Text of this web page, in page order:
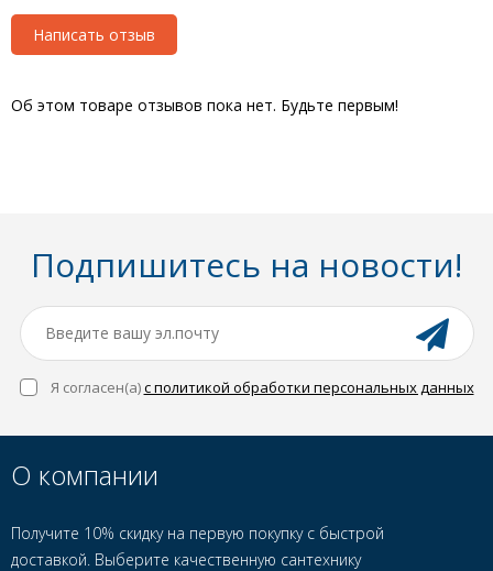
Написать отзыв
Об этом товаре отзывов пока нет. Будьте первым!
Подпишитесь на новости!
Я согласен(a)с политикой обработки персональных данных
О компании
Получите 10% скидку на первую покупку с быстрой
доставкой. Выберите качественную сантехнику